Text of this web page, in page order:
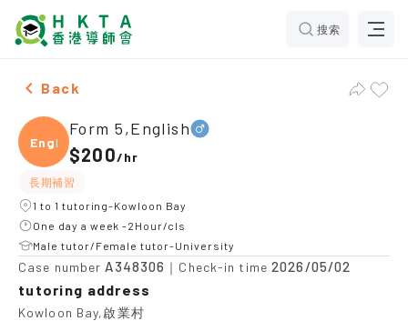
搜索
Male Form 5,English，Kowloon Bay Tuition
Back
Engli
Form 5,English
$200/hr
長期補習
1 to 1 tutoring-Kowloon Bay
One day a week -2Hour/cls
Male tutor/Female tutor-University
Case number A348306 ｜Check-in time2026/05/02
tutoring address
Kowloon Bay,啟業村